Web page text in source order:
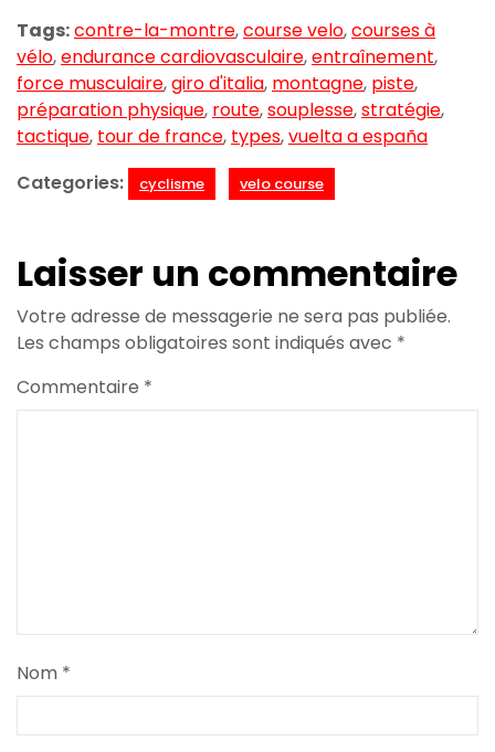
Tags:contre-la-montre,course velo,courses à
vélo,endurance cardiovasculaire,entraînement,
force musculaire,giro d'italia, montagne, piste,
préparation physique, route,souplesse,stratégie,
tactique, tour de france, types,vuelta a españa
Categories:
cyclisme velo course
Laisser un commentaire
Votre adresse de messagerie ne sera pas publiée.
Les champs obligatoires sont indiqués avec *
Commentaire *
Nom *